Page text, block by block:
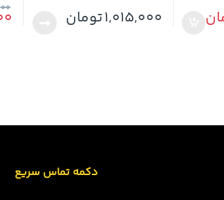
1,015,000تومان
دکمه تماس سریع